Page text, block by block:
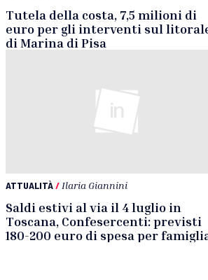
Tutela della costa, 7,5 milioni di
euro per gli interventi sul
di Marina di Pisa
ATTUALITÀ/ Ilaria Giannini
Saldi estivi al via il 4 luglio in
Toscana, Confesercenti: previsti
180-200 euro di spesa per